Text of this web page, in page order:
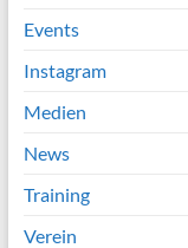
Events
Instagram
Medien
News
Training
Verein